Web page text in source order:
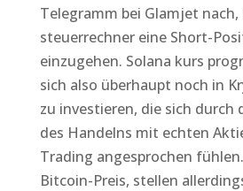
Telegramm bei Glamjet
steuerrechner eine Short-
einzugehen. Solana kurs
sich also überhaupt noch in
zu investieren, die sich durch
des Handelns mit echten
Trading angesprochen
Bitcoin-Preis, stellen